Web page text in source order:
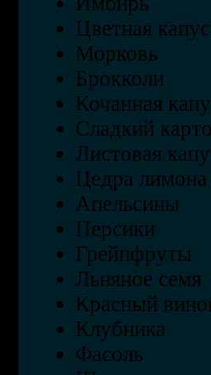
Цветная
Морковь
Брокколи
Кочанная
Сладкий
Листовая
Цедра лимона
Апельсины
Персики
Грейпфруты
Льняное семя
Красный
Клубника
Фасоль